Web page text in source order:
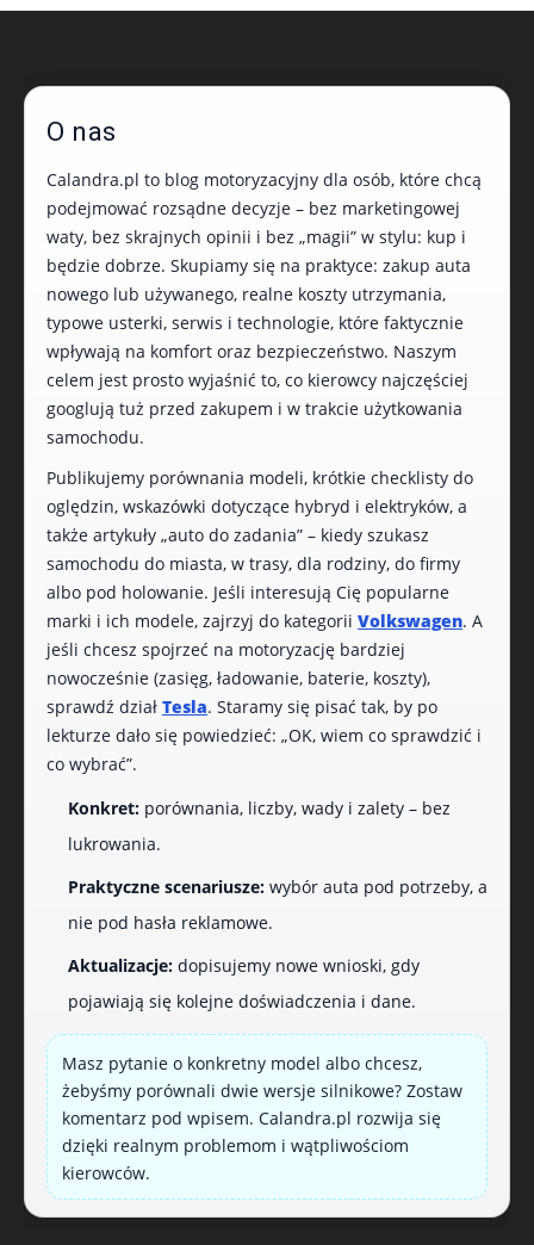
O nas
Calandra.pl to blog motoryzacyjny dla osób, które chcą
podejmować rozsądne decyzje – bez marketingowej
waty, bez skrajnych opinii i bez „magii” w stylu: kup i
będzie dobrze. Skupiamy się na praktyce: zakup auta
nowego lub używanego, realne koszty utrzymania,
typowe usterki, serwis i technologie, które faktycznie
wpływają na komfort oraz bezpieczeństwo. Naszym
celem jest prosto wyjaśnić to, co kierowcy najczęściej
googlują tuż przed zakupem i w trakcie użytkowania
samochodu.
Publikujemy porównania modeli, krótkie checklisty do
oględzin, wskazówki dotyczące hybryd i elektryków, a
także artykuły „auto do zadania” – kiedy szukasz
samochodu do miasta, w trasy, dla rodziny, do firmy
albo pod holowanie. Jeśli interesują Cię popularne
marki i ich modele, zajrzyj do kategorii Volkswagen. A
jeśli chcesz spojrzeć na motoryzację bardziej
nowocześnie (zasięg, ładowanie, baterie, koszty),
sprawdź dział Tesla. Staramy się pisać tak, by po
lekturze dało się powiedzieć: „OK, wiem co sprawdzić i
co wybrać”.
Konkret: porównania, liczby, wady i zalety – bez
lukrowania.
Praktyczne scenariusze: wybór auta pod potrzeby, a
nie pod hasła reklamowe.
Aktualizacje: dopisujemy nowe wnioski, gdy
pojawiają się kolejne doświadczenia i dane.
Masz pytanie o konkretny model albo chcesz,
żebyśmy porównali dwie wersje silnikowe? Zostaw
komentarz pod wpisem. Calandra.pl rozwija się
dzięki realnym problemom i wątpliwościom
kierowców.